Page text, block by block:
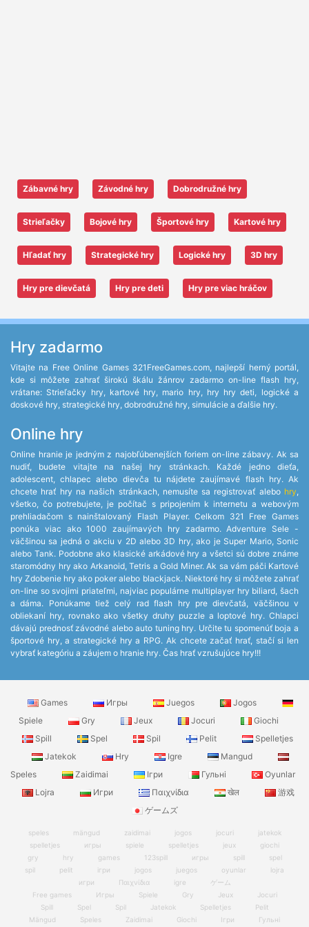
Zábavné hry Závodné hry Dobrodružné hry
Strieľačky Bojové hry Športové hry Kartové hry
Hľadať hry Strategické hry Logické hry 3D hry
Hry pre dievčatá Hry pre deti Hry pre viac hráčov
Hry zadarmo
Vitajte na Free Online Games 321FreeGames.com, najlepší herný portál,
kde si môžete zahrať širokú škálu žánrov zadarmo on-line flash hry,
vrátane: Strieľačky hry, kartové hry, mario hry, hry hry deti, logické a
doskové hry, strategické hry, dobrodružné hry, simulácie a ďalšie hry.
Online hry
Online hranie je jedným z najobľúbenejších foriem on-line zábavy. Ak sa
nudiť, budete vitajte na našej hry stránkach. Každé jedno dieťa,
adolescent, chlapec alebo dievča tu nájdete zaujímavé flash hry. Ak
chcete hrať hry na našich stránkach, nemusíte sa registrovať alebo hry,
všetko, čo potrebujete, je počítač s pripojením k internetu a webovým
prehliadačom s nainštalovaný Flash Player. Celkom 321 Free Games
ponúka viac ako 1000 zaujímavých hry zadarmo. Adventure Sele -
väčšinou sa jedná o akciu v 2D alebo 3D hry, ako je Super Mario, Sonic
alebo Tank. Podobne ako klasické arkádové hry a všetci sú dobre známe
staromódny hry ako Arkanoid, Tetris a Gold Miner. Ak sa vám páči Kartové
hry Zdobenie hry ako poker alebo blackjack. Niektoré hry si môžete zahrať
on-line so svojimi priateľmi, najviac populárne multiplayer hry biliard, šach
a dáma. Ponúkame tiež celý rad flash hry pre dievčatá, väčšinou v
obliekaní hry, rovnako ako všetky druhy puzzle a loptové hry. Chlapci
dávajú prednosť závodné alebo auto tuning hry. Určite tu spomenúť boja a
športové hry, a strategické hry a RPG. Ak chcete začať hrať, stačí si len
vybrať kategóriu a záujem o hranie hry. Čas hrať vzrušujúce hry!!!
Games Игры Juegos
Jogos
Spiele
Gry Jeux Jocuri
Giochi
Spill
Spel Spil Pelit
Spelletjes
Jatekok
Hry Igre
Mangud
Speles
Zaidimai Ігри Гульні
Oyunlar
Lojra
Игри Παιχνίδια खेल
游戏
ゲームズ
speles mängud zaidimai jogos jocuri
jatekok
spelletjes
игры spiele spelletjes jeux
giochi
gry
hry games 123spill игры spill
spel
spil
pelit ігри jogos juegos oyunlar
lojra
игри
Παιχνίδια igre
ゲーム
Free games
Игры Spiele Gry Jeux
Jocuri
Spill
Spel Spil Jatekok Spelletjes
Pelit
Mängud
Speles Zaidimai Giochi Ігри Гульні